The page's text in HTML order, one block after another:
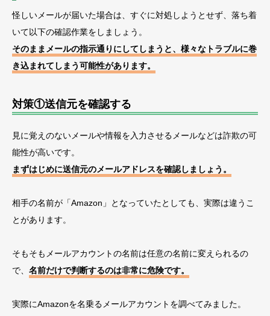
怪しいメールが届いた場合は、すぐに対処しようとせず、落ち着
いて以下の確認作業をしましょう。
そのままメールの指示通りにしてしまうと、様々なトラブルに巻
き込まれてしまう可能性があります。
対策①送信元を確認する
見に覚えのないメールや情報を入力させるメールなどは詐欺の可
能性が高いです。
まずはじめに送信元のメールアドレスを確認しましょう。
相手の名前が「Amazon」となっていたとしても、実際は違うこ
とがあります。
そもそもメールアカウントの名前は任意の名前に変えられるの
で、 名前だけで判断するのは非常に危険です。
実際にAmazonを名乗るメールアカウントを調べてみました。